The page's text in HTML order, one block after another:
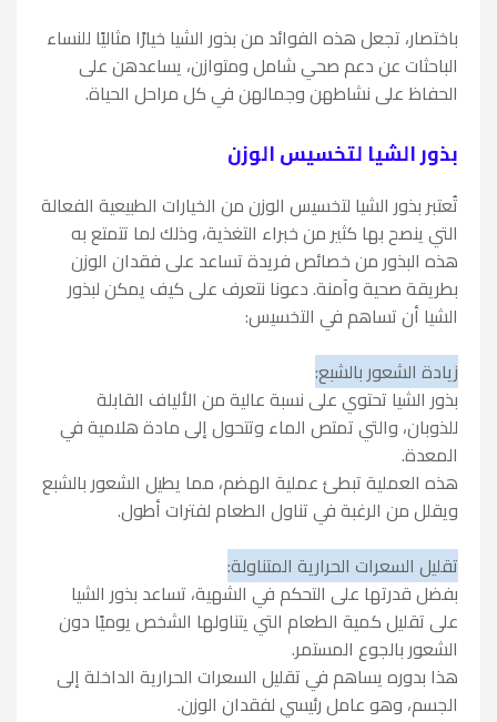
باختصار، تجعل هذه الفوائد من بذور الشيا خيارًا مثاليًا للنساء
الباحثات عن دعم صحي شامل ومتوازن، يساعدهن على
الحفاظ على نشاطهن وجمالهن في كل مراحل الحياة.
بذور الشيا لتخسيس الوزن
تُعتبر بذور الشيا لتخسيس الوزن من الخيارات الطبيعية الفعالة
التي ينصح بها كثير من خبراء التغذية، وذلك لما تتمتع به
هذه البذور من خصائص فريدة تساعد على فقدان الوزن
بطريقة صحية وآمنة. دعونا نتعرف على كيف يمكن لبذور
الشيا أن تساهم في التخسيس:
زيادة الشعور بالشبع:
بذور الشيا تحتوي على نسبة عالية من الألياف القابلة
للذوبان، والتي تمتص الماء وتتحول إلى مادة هلامية في
المعدة.
هذه العملية تبطئ عملية الهضم، مما يطيل الشعور بالشبع
ويقلل من الرغبة في تناول الطعام لفترات أطول.
تقليل السعرات الحرارية المتناولة:
بفضل قدرتها على التحكم في الشهية، تساعد بذور الشيا
على تقليل كمية الطعام التي يتناولها الشخص يوميًا دون
الشعور بالجوع المستمر.
هذا بدوره يساهم في تقليل السعرات الحرارية الداخلة إلى
الجسم، وهو عامل رئيسي لفقدان الوزن.